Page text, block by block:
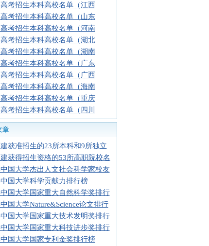
考招生本科高校名单（江西
考招生本科高校名单（山东
考招生本科高校名单（河南
考招生本科高校名单（湖北
考招生本科高校名单（湖南
考招生本科高校名单（广东
考招生本科高校名单（广西
考招生本科高校名单（海南
考招生本科高校名单（重庆
考招生本科高校名单（四川
章
获准招生的23所本科和9所独立
获得招生资格的53所高职院校名
国大学杰出人文社会科学家校友
国大学科学贡献力排行榜
国大学国家重大自然科学奖排行
国大学Nature&Science论文排行
国大学国家重大技术发明奖排行
国大学国家重大科技进步奖排行
国大学国家专利金奖排行榜